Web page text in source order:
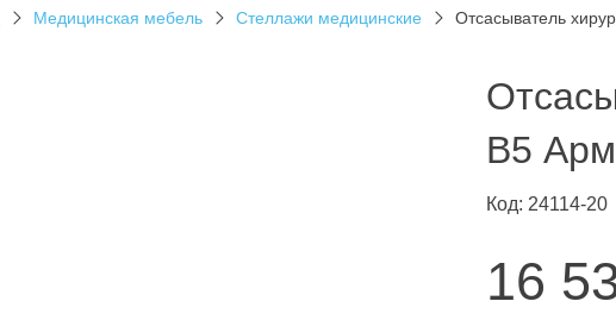
Медицинская мебель Стеллажи медицинские Отсасыватель
B5
Код: 24114-20
16